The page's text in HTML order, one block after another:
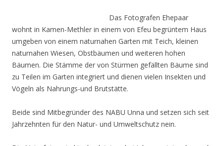
Das Fotografen Ehepaar
wohnt in Kamen-Methler in einem von Efeu begrüntem Haus
umgeben von einem naturnahen Garten mit Teich, kleinen
naturnahen Wiesen, Obstbäumen und weiteren hohen
Bäumen. Die Stämme der von Stürmen gefällten Bäume sind
zu Teilen im Garten integriert und dienen vielen Insekten und
Vögeln als Nahrungs-und Brutstätte.
Beide sind Mitbegründer des NABU Unna und setzen sich seit
Jahrzehnten für den Natur- und Umweltschutz nein.